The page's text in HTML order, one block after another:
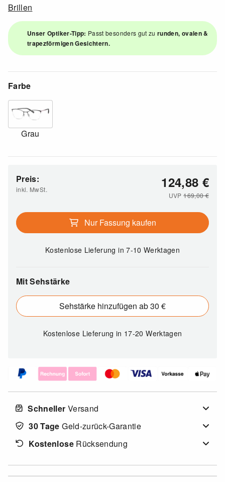
Brillen
Unser Optiker-Tipp: Passt besonders gut zurunden, ovalen &
trapezförmigen Gesichtern.
Farbe
Grau
Preis:
inkl. MwSt. 124,88 €
UVP169,00€
Nur Fassung kaufen
Kostenlose Lieferungin 7-10 Werktagen
Mit Sehstärke
Sehstärke hinzufügen ab 30 €
Kostenlose Lieferungin 17-20 Werktagen
Schneller Versand
30 Tage Geld-zurück-Garantie
KostenloseRücksendung